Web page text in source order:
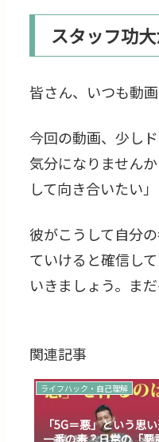
スタッフ功
皆さん、いつも動
今回の動画、少し
気分になりません
して向き合いたい
彼がこうして自分
ていけると確信し
いきましょう。ま
関連記事
ライフハック・自己理解
「5G＝悪」という思